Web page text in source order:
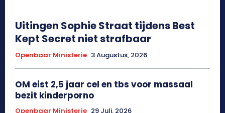
Uitingen Sophie Straat tijdens Best
Kept Secret niet strafbaar
Openbaar Ministerie 3 Augustus, 2026
OM eist 2,5 jaar cel en tbs voor massaal
bezit kinderporno
Openbaar Ministerie 29 Juli, 2026